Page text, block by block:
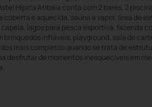
Hípica Atibaia conta com 2 bares, 2
e aquecida, sauna a vapor, área de
lagos para pesca esportiva, fazenda
brinquedos infláveis, playground, sala de
mais completos quando se trata de
desfrutar de momentos inesquecíveis em